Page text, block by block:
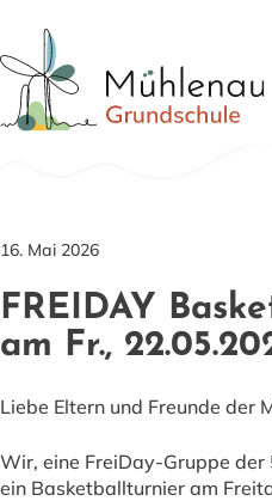
16. Mai 2026
FREIDAY
am Fr.,
Liebe Eltern und Freunde der
Wir, eine FreiDay-Gruppe
ein Basketballturnier am